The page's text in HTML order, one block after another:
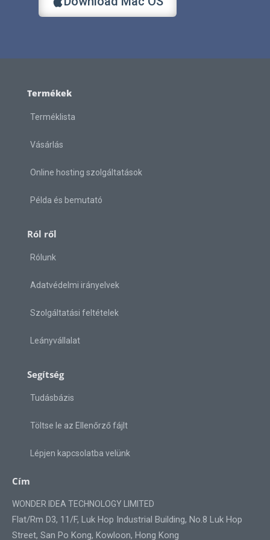
Termékek
Terméklista
Vásárlás
Online hosting szolgáltatások
Példa és bemutató
Ról ről
Rólunk
Adatvédelmi irányelvek
Szolgáltatási feltételek
Leányvállalat
Segítség
Tudásbázis
Töltse le az Ellenőrző fájlt
Lépjen kapcsolatba velünk
Cím
WONDER IDEA TECHNOLOGY LIMITED
Flat/Rm D3, 11/F, Luk Hop Industrial Building, No.8 Luk Hop
Street, San Po Kong, Kowloon, Hong Kong